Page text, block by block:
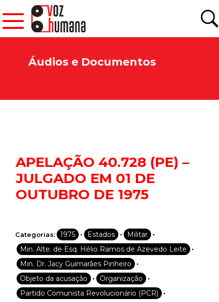
Áudios e Documentos
APELAÇÃO 40.728 (PE) –
JULGADO EM 01 DE
OUTUBRO DE 1975
Categorias: 1975 • Estados • Militar •
Min. Alte. de Esq. Hélio Ramos de Azevedo Leite •
Min. Dr. Jacy Guimarães Pinheiro •
Objeto da acusação • Organização •
Partido Comunista Revolucionário (PCR) •